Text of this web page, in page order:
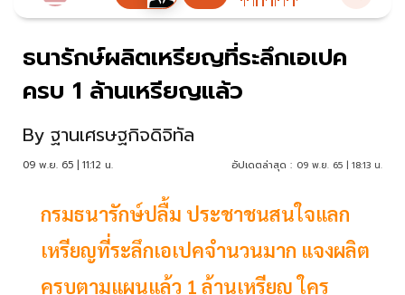
ธนารักษ์ผลิตเหรียญที่ระลึกเอเปค
ครบ 1 ล้านเหรียญแล้ว
By ฐานเศรษฐกิจดิจิทัล
09 พ.ย. 65 | 11:12 น. อัปเดตล่าสุด : 09 พ.ย. 65 | 18:13 น.
กรมธนารักษ์ปลื้ม ประชาชนสนใจแลก
เหรียญที่ระลึกเอเปคจำนวนมาก แจงผลิต
ครบตามแผนแล้ว 1 ล้านเหรียญ ใคร